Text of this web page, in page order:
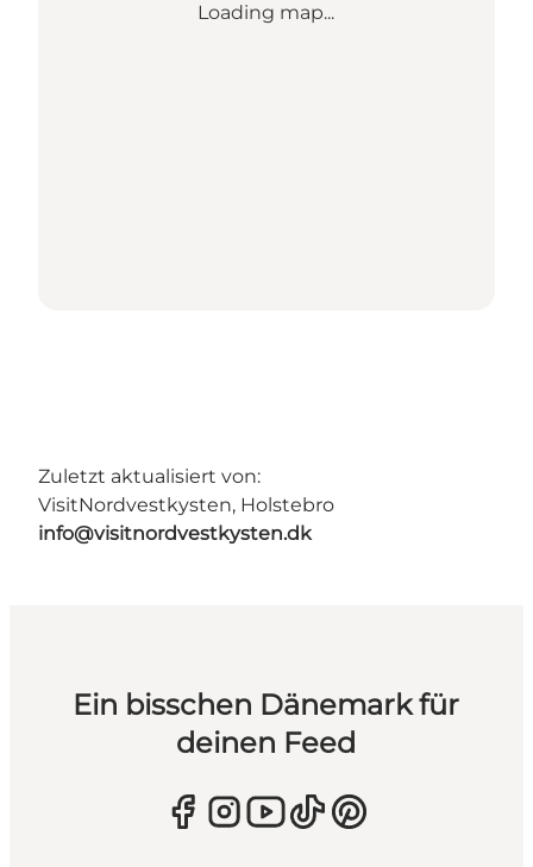
Loading map...
Zuletzt aktualisiert von:
VisitNordvestkysten, Holstebro
info@visitnordvestkysten.dk
Ein bisschen Dänemark für
deinen Feed